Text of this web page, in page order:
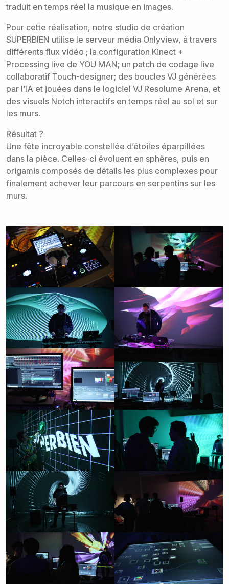
traduit en temps réel la musique en images.
Pour cette réalisation, notre studio de création
SUPERBIEN utilise le serveur média Onlyview, à travers
différents flux vidéo ; la configuration Kinect +
Processing live de YOU MAN; un patch de codage live
collaboratif Touch-designer; des boucles VJ générées
par l’IA et jouées dans le logiciel VJ Resolume Arena, et
des visuels Notch interactifs en temps réel au sol et sur
les murs.
Résultat ?
Une fête incroyable constellée d’étoiles éparpillées
dans la pièce. Celles-ci évoluent en sphères, puis en
origamis composés de détails les plus complexes pour
finalement achever leur parcours en serpentins sur les
murs.